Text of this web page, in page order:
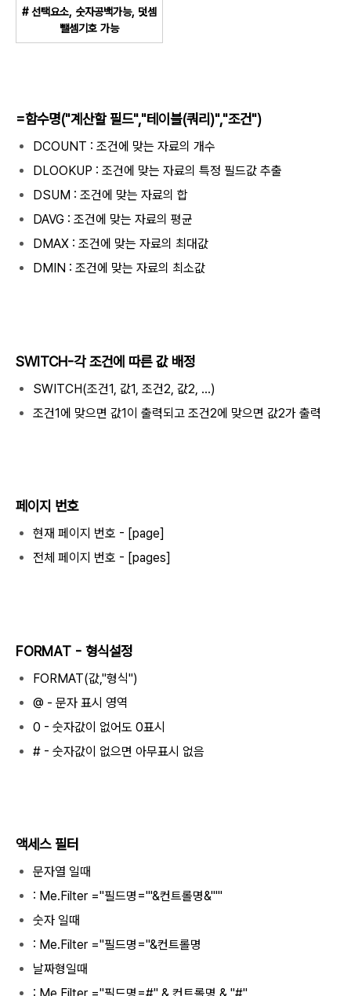
# 선택요소, 숫자공백가능, 덧셈
뺄셈기호 가능
=함수명("계산할 필드","테이블(쿼리)","조건")
DCOUNT : 조건에 맞는 자료의 개수
DLOOKUP : 조건에 맞는 자료의 특정 필드값 추출
DSUM : 조건에 맞는 자료의 합
DAVG : 조건에 맞는 자료의 평균
DMAX : 조건에 맞는 자료의 최대값
DMIN : 조건에 맞는 자료의 최소값
SWITCH-각 조건에 따른 값 배정
SWITCH(조건1, 값1, 조건2, 값2, ...)
조건1에 맞으면 값1이 출력되고 조건2에 맞으면 값2가 출력
페이지 번호
현재 페이지 번호 - [page]
전체 페이지 번호 - [pages]
FORMAT - 형식설정
FORMAT(값,"형식")
@ - 문자 표시 영역
0 - 숫자값이 없어도 0표시
# - 숫자값이 없으면 아무표시 없음
액세스 필터
문자열 일때
: Me.Filter ="필드명='"&컨트롤명&"'"
숫자 일때
: Me.Filter ="필드명="&컨트롤명
날짜형일때